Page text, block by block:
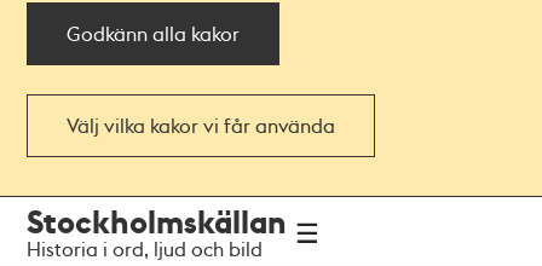
Godkänn alla kakor
Välj vilka kakor vi får använda
navigationen
huvudinnehållet
Stockholmskällan
Historia i ord, ljud och bild